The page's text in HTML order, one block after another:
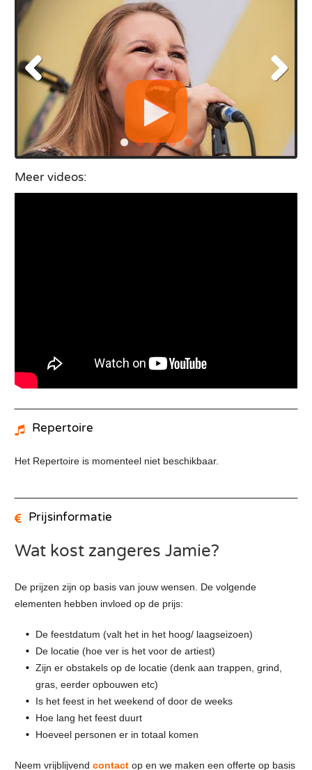
Meer videos:
Repertoire
Het Repertoire is momenteel niet beschikbaar.
Prijsinformatie
Wat kost zangeres Jamie?
De prijzen zijn op basis van jouw wensen. De volgende
elementen hebben invloed op de prijs:
De feestdatum (valt het in het hoog/ laagseizoen)
De locatie (hoe ver is het voor de artiest)
Zijn er obstakels op de locatie (denk aan trappen, grind,
gras, eerder opbouwen etc)
Is het feest in het weekend of door de weeks
Hoe lang het feest duurt
Hoeveel personen er in totaal komen
Neem vrijblijvend contact op en we maken een offerte op basis